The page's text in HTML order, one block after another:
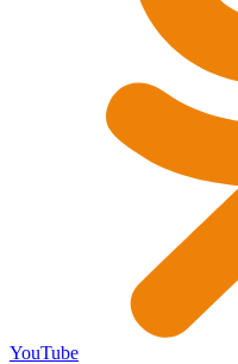
YouTube